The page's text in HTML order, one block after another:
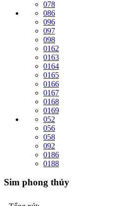
078
086
096
097
098
0162
0163
0164
0165
0166
0167
0168
0169
052
056
058
092
0186
0188
Sim phong thủy